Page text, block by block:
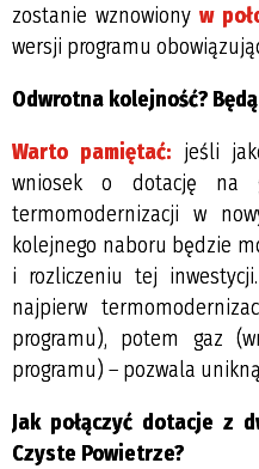
zostanie wznowiony w
wersji programu
Odwrotna kolejność?
Warto pamiętać: jeśli
wniosek o dotację na
termomodernizacji w
kolejnego naboru będzie
i rozliczeniu tej
najpierw
programu), potem gaz
programu) – pozwala
Jak połączyć dotacje z
Czyste Powietrze?